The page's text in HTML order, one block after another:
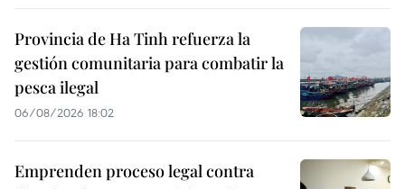
Provincia de Ha Tinh refuerza la
gestión comunitaria para combatir la
pesca ilegal
06/08/2026 18:02
Emprenden proceso legal contra